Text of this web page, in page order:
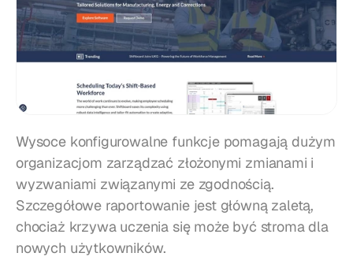
Wysoce konfigurowalne funkcje pomagają dużym
organizacjom zarządzać złożonymi zmianami i
wyzwaniami związanymi ze zgodnością.
Szczegółowe raportowanie jest główną zaletą,
chociaż krzywa uczenia się może być stroma dla
nowych użytkowników.